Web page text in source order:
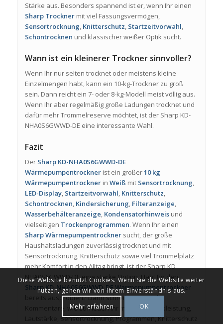
Stärke aus. Besonders spannend ist er, wenn Ihr einen
Sharp Trocknermit viel Fassungsvermögen,
Sensortrocknung, Knitterschutz, Startzeitvorwahl,
Schontrocknen und klassischer weißer Optik sucht.
Wann ist ein kleinerer Trockner sinnvoller?
Wenn Ihr nur selten trocknet oder meistens kleine
Einzelmengen habt, kann ein 10-kg-Trockner zu groß
sein. Dann reicht ein 7- oder 8-kg-Modell meist völlig aus.
Wenn Ihr aber regelmäßig große Ladungen trocknet und
dafür mehr Trommelreserve möchtet, ist der Sharp KD-
NHA0S6GWWD-DE eine interessante Wahl.
Fazit
Der Sharp KD-NHA0S6GWWD-DE
Wärmepumpentrocknerist ein großer10 kg
Wärmepumpentrocknerin Weiß mit Sensortrocknung,
LED-Display, Startzeitvorwahl, Knitterschutz,
Schontrocknen, Kindersicherung, Filteranzeige,
Wasserbehälteranzeige, Kondensatorhinweisund
vielseitigen Trockenprogrammen. Wenn Ihr einen
Sharp Wärmepumpentrocknersucht, der große
Haushaltsladungen zuverlässig trocknet und mit
Sensortrocknung, Knitterschutz sowie viel Trommelplatz
mehr Komfort in den Alltag bringt, ist der Sharp KD-
NHA0S6GWWD-DE eine starke Option. Habt Ihr den
Sharp KD-NHA0S6GWWD-DE Wärmepumpentrockner
bereits ausprobiert? Dann schreibt gern in die
Kommentare, wie zufrieden Ihr mit Trocknungsleistung,
Lautstärke, Sensortrocknung, Programmen, Knitterschutz
Diese Website benutzt Cookies. Wenn Sie die Website weiter
nutzen, gehen wir von Ihrem Einverständnis aus.
Mehr erfahren
OK